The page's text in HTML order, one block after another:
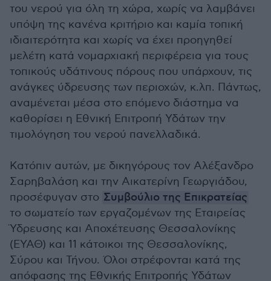
του νερού για όλη τη χώρα, χωρίς να λαμβάνει
υπόψη της κανένα κριτήριο και καμία τοπική
ιδιαιτερότητα και χωρίς να έχει προηγηθεί
μελέτη κατά νομαρχιακή περιφέρεια για τους
τοπικούς υδάτινους πόρους που υπάρχουν, τις
ανάγκες ύδρευσης των περιοχών, κ.λπ. Πάντως,
αναμένεται μέσα στο επόμενο διάστημα να
καθορίσει η Εθνική Επιτροπή Υδάτων την
τιμολόγηση του νερού πανελλαδικά.
Κατόπιν αυτών, με δικηγόρους τον Αλέξανδρο
Σαρηβαλάση και την Αικατερίνη Γεωργιάδου,
προσέφυγαν στο Συμβούλιο της Επικρατείας
το σωματείο των εργαζομένων της Εταιρείας
Ύδρευσης και Αποχέτευσης Θεσσαλονίκης
(ΕΥΑΘ) και 11 κάτοικοι της Θεσσαλονίκης,
Σύρου και Τήνου. Όλοι στρέφονται κατά της
απόφασης της Εθνικής Επιτροπής Υδάτων